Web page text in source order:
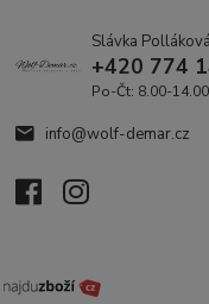
Slávka Polláková
+420 774
Po-Čt: 8.00-14.00
info@wolf-demar.cz